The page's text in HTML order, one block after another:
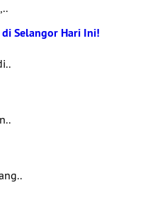
di Selangor Hari Ini!